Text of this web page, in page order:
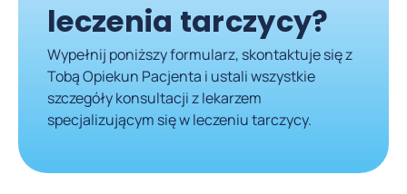
leczenia tarczycy?
Wypełnij poniższy formularz, skontaktuje się z
Tobą Opiekun Pacjenta i ustali wszystkie
szczegóły konsultacji z lekarzem
specjalizującym się w leczeniu tarczycy.